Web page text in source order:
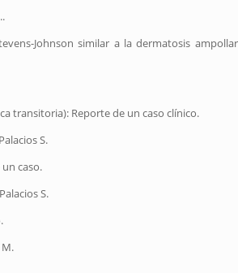
Johnson similar a la dermatosis
transitoria): Reporte de un caso clínico.
S.
caso.
S.
M.